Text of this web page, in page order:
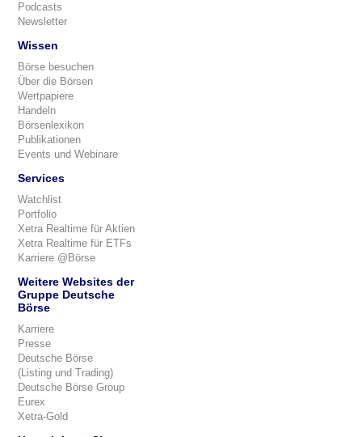
Podcasts
Newsletter
Wissen
Börse besuchen
Über die Börsen
Wertpapiere
Handeln
Börsenlexikon
Publikationen
Events und Webinare
Services
Watchlist
Portfolio
Xetra Realtime für Aktien
Xetra Realtime für ETFs
Karriere @Börse
Weitere Websites der
Gruppe Deutsche
Börse
Karriere
Presse
Deutsche Börse
(Listing und Trading)
Deutsche Börse Group
Eurex
Xetra-Gold